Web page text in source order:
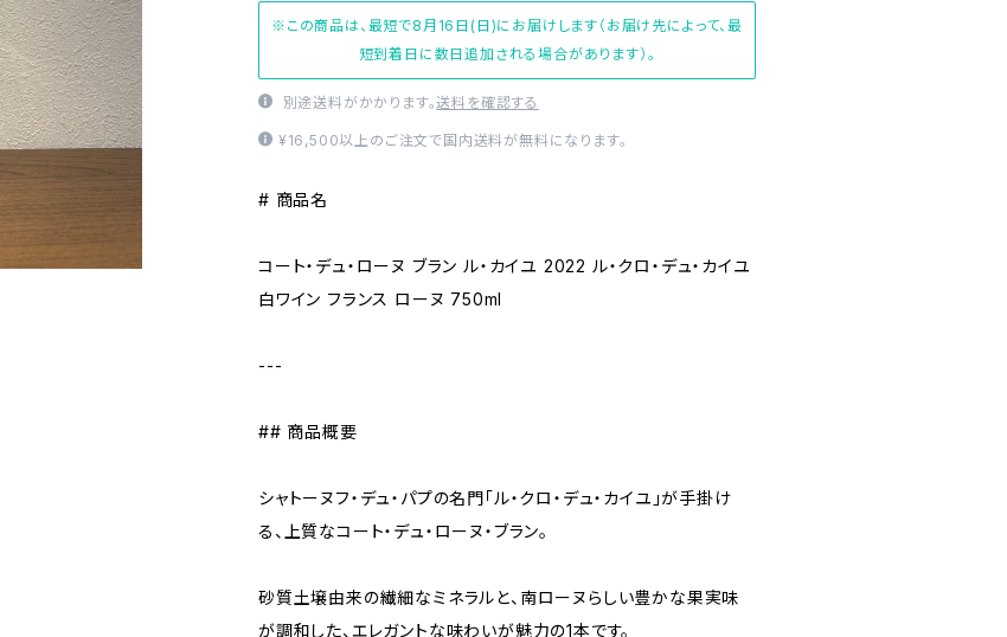
※この商品は、最短で8月16日(日)にお届けします（お届け先によって、最
短到着日に数日追加される場合があります）。
別途送料がかかります。送料を確認する
¥16,500以上のご注文で国内送料が無料になります。
# 商品名
コート・デュ・ローヌ ブラン ル・カイユ 2022 ル・クロ・デュ・カイユ
白ワイン フランス ローヌ 750ml
---
## 商品概要
シャトーヌフ・デュ・パプの名門「ル・クロ・デュ・カイユ」が手掛け
る、上質なコート・デュ・ローヌ・ブラン。
砂質土壌由来の繊細なミネラルと、南ローヌらしい豊かな果実味
が調和した、エレガントな味わいが魅力の1本です。